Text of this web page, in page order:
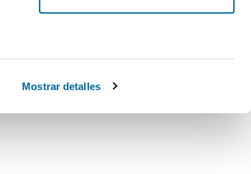
Mostrar detalles
Calcula tu hipoteca: